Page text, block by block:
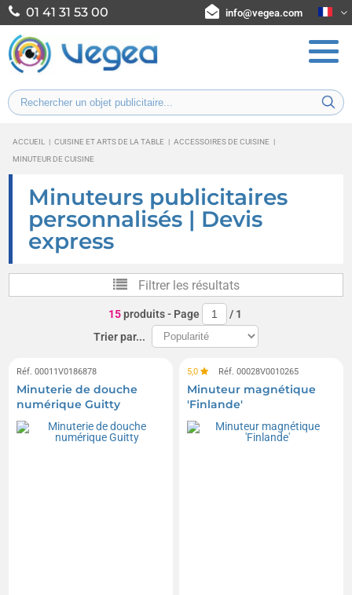
01 41 31 53 00 info@vegea.com
ACCUEIL | CUISINE ET ARTS DE LA TABLE | ACCESSOIRES DE CUISINE |
MINUTEUR DE CUISINE
Minuteurs publicitaires
personnalisés | Devis
express
Filtrer les résultats
15produits- Page / 1
Trier par...
Réf. 00011V0186878
Minuterie de douche
numérique Guitty
5,0 Réf. 00028V0010265
Minuteur magnétique
'Finlande'